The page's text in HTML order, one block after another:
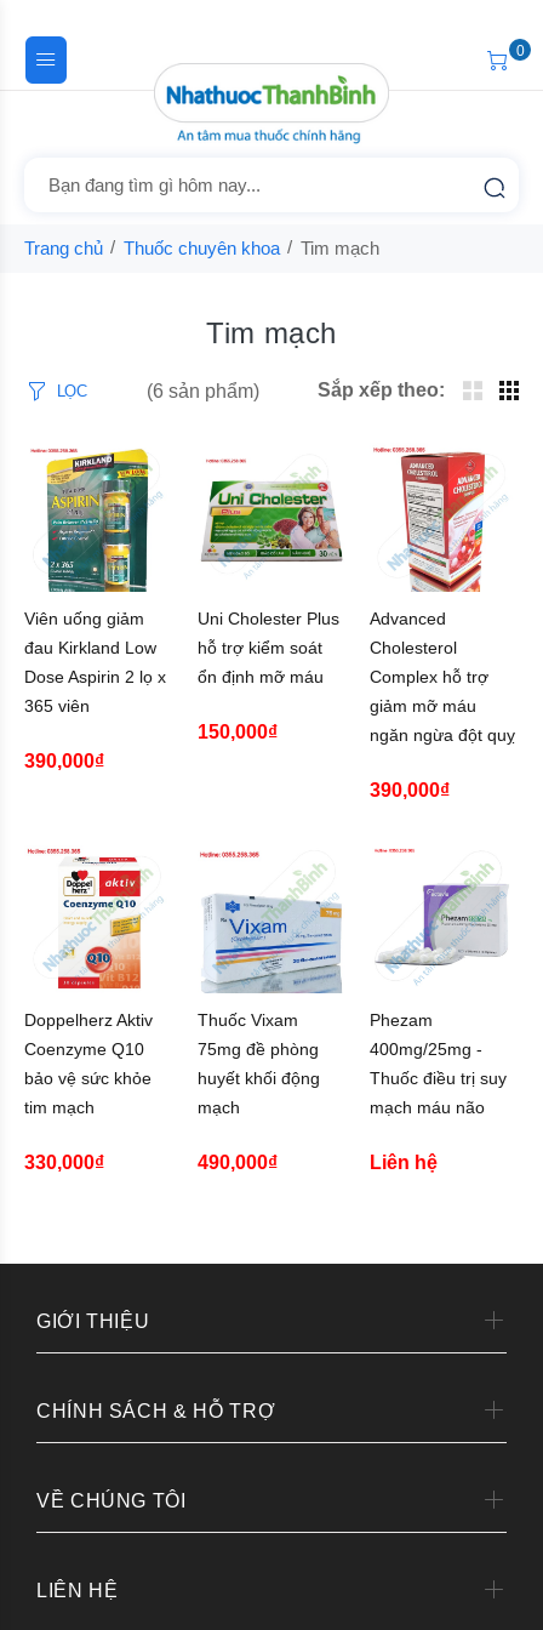
0
Trang chủ Thuốc chuyên khoa Tim mạch
Tim mạch
LỌC (6 sản phẩm) Sắp xếp theo:
Viên uống giảm
đau Kirkland Low
Dose Aspirin 2 lọ x
365 viên
390,000₫
Uni Cholester Plus
hỗ trợ kiểm soát
ổn định mỡ máu
150,000₫
Advanced
Cholesterol
Complex hỗ trợ
giảm mỡ máu
ngăn ngừa đột quỵ
390,000₫
Doppelherz Aktiv
Coenzyme Q10
bảo vệ sức khỏe
tim mạch
330,000₫
Thuốc Vixam
75mg đề phòng
huyết khối động
mạch
490,000₫
Phezam
400mg/25mg -
Thuốc điều trị suy
mạch máu não
Liên hệ
GIỚI THIỆU
CHÍNH SÁCH & HỖ TRỢ
VỀ CHÚNG TÔI
LIÊN HỆ